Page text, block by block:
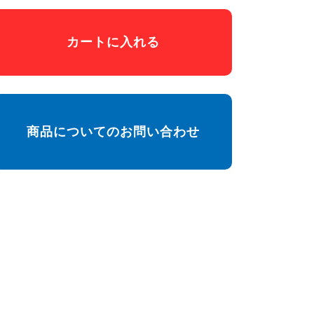
カートに入れる
商品についてのお問い合わせ